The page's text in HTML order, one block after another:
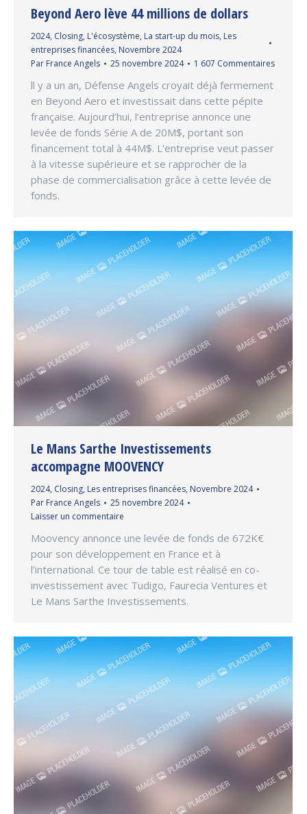
Beyond Aero lève 44 millions de dollars
2024, Closing, L'écosystème, La start-up du mois, Les
entreprises financées, Novembre 2024
Par France Angels 25 novembre 2024 1 607 Commentaires
ll y a un an, Défense Angels croyait déjà fermement
en Beyond Aero et investissait dans cette pépite
française. Aujourd’hui, l’entreprise annonce une
levée de fonds Série A de 20M$, portant son
financement total à 44M$. L’entreprise veut passer
à la vitesse supérieure et se rapprocher de la
phase de commercialisation grâce à cette levée de
fonds.
Le Mans Sarthe Investissements
accompagne MOOVENCY
2024, Closing, Les entreprises financées, Novembre 2024
Par France Angels
25 novembre 2024
Laisser un commentaire
Moovency annonce une levée de fonds de 672K€
pour son développement en France et à
l’international. Ce tour de table est réalisé en co-
investissement avec Tudigo, Faurecia Ventures et
Le Mans Sarthe Investissements.